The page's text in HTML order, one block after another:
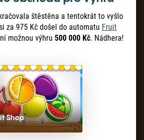
štěstěna a tentokrát to vyšlo
za 975 Kč došel do automatu Fruit
možnou výhru 500 000 Kč. Nádhera!
Shop